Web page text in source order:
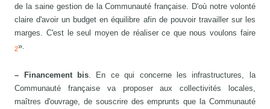
de la saine gestion de la Communauté française. D'où notre volonté
claire d'avoir un budget en équilibre afin de pouvoir travailler sur les
marges. C'est le seul moyen de réaliser ce que nous voulons faire
2».
– Financement bis . En ce qui concerne les infrastructures, la
Communauté française va proposer aux collectivités locales,
maîtres d'ouvrage, de souscrire des emprunts que la Communauté